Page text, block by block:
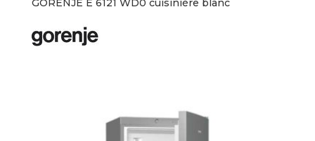
GORENJE E 6121 WD0 cuisinière blanc